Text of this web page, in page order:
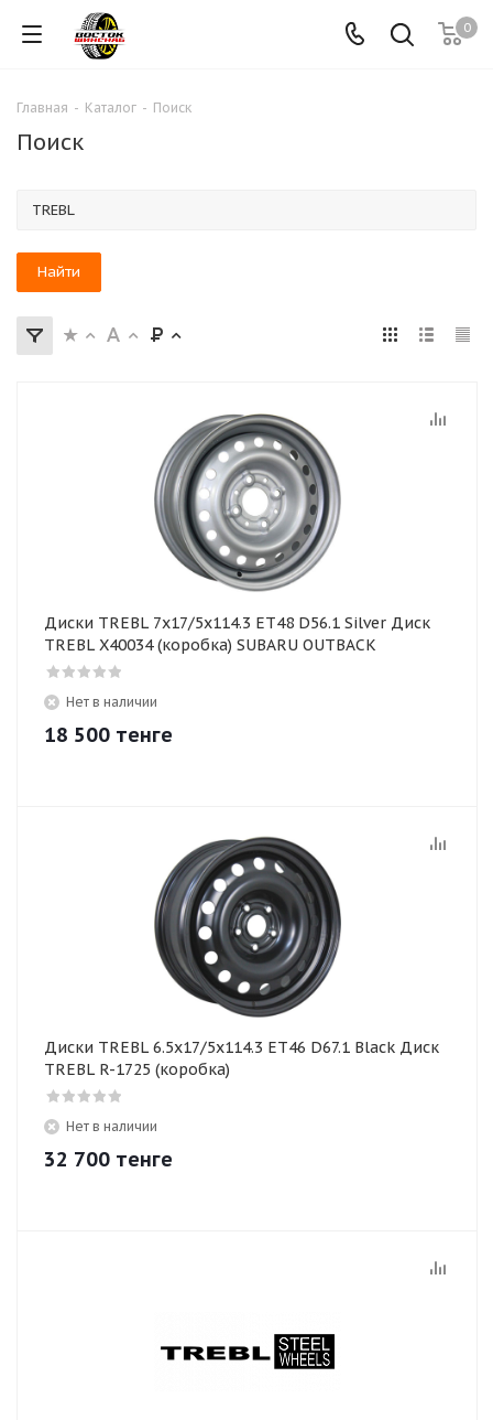
0
Главная - Каталог - Поиск
Поиск
Диски TREBL 7x17/5x114.3 ET48 D56.1 Silver Диск
TREBL X40034 (коробка) SUBARU OUTBACK
Нет в наличии
18 500 тенге
Диски TREBL 6.5x17/5x114.3 ET46 D67.1 Black Диск
TREBL R-1725 (коробка)
Нет в наличии
32 700 тенге